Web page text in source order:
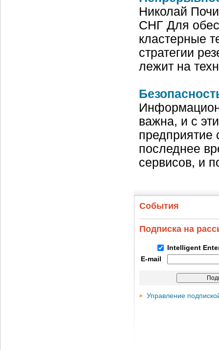
Николай
СНГ Для
кластерные
стратегии
лежит на
важна, и с
предприятие
последнее
сервисов, и
События
Подписка на
Intelligent
E-mail
Управление